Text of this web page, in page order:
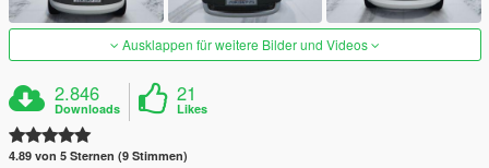
Ausklappen für weitere Bilder und Videos
2.846
Downloads
21
Likes
4.89 von 5 Sternen (9 Stimmen)